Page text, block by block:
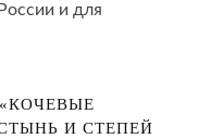
и для
И СТЕПЕЙ